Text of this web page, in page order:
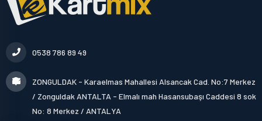
0538 786 89 49
ZONGULDAK - Karaelmas Mahallesi Alsancak Cad. No:7 Merkez
/ Zonguldak ANTALTA - Elmalı mah Hasansubaşı Caddesi 8 sok
No: 8 Merkez / ANTALYA